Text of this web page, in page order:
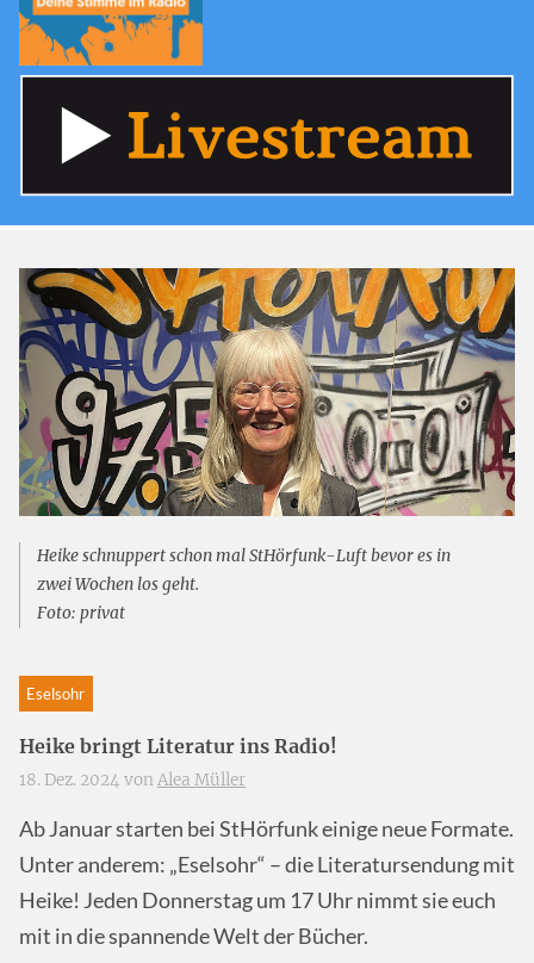
Heike schnuppert schon mal StHörfunk-Luft bevor es in
zwei Wochen los geht.
Foto: privat
Eselsohr
Heike bringt Literatur ins Radio!
18. Dez. 2024 von Alea Müller
Ab Januar starten bei StHörfunk einige neue Formate.
Unter anderem: „Eselsohr“ – die Literatursendung mit
Heike! Jeden Donnerstag um 17 Uhr nimmt sie euch
mit in die spannende Welt der Bücher.